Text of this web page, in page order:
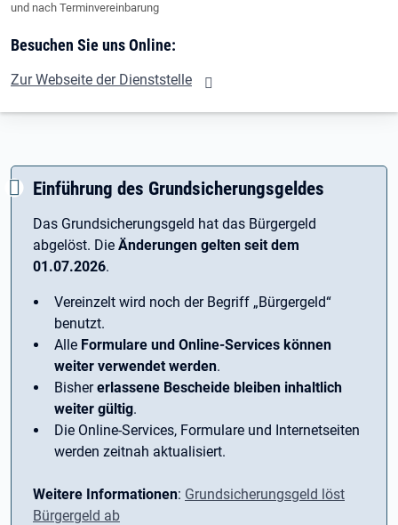
und nach Terminvereinbarung
Besuchen Sie uns Online:
Zur Webseite der Dienststelle
Einführung des Grundsicherungsgeldes
Das Grundsicherungsgeld hat das Bürgergeld
abgelöst. Die Änderungen gelten seit dem
01.07.2026.
Vereinzelt wird noch der Begriff ­„Bürgergeld“
benutzt.
Alle Formulare und Online-Services können
weiter verwendet werden.
Bishererlassene Bescheide bleiben inhaltlich
weiter gültig.
Die Online-Services, Formulare und Internetseiten
werden zeitnah aktualisiert.
Weitere Informationen: Grundsicherungsgeld löst
Bürgergeld ab